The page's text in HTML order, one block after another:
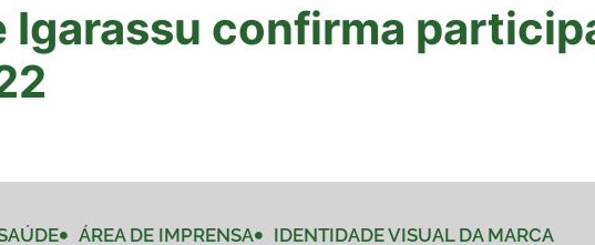
Igarassu confirma
ÁREA DE IMPRENSA IDENTIDADE VISUAL DA MARCA